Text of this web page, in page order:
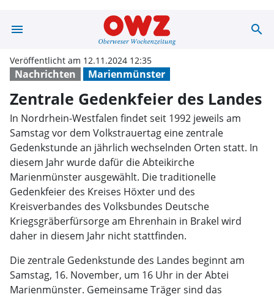
menu Zentrale search
Nachrichten Marienmünster
Veröffentlicht am 12.11.2024 12:35
Zentrale Gedenkfeier des Landes
In Nordrhein-Westfalen findet seit 1992 jeweils am
Samstag vor dem Volkstrauertag eine zentrale
Gedenkstunde an jährlich wechselnden Orten statt. In
diesem Jahr wurde dafür die Abteikirche
Marienmünster ausgewählt. Die traditionelle
Gedenkfeier des Kreises Höxter und des
Kreisverbandes des Volksbundes Deutsche
Kriegsgräberfürsorge am Ehrenhain in Brakel wird
daher in diesem Jahr nicht stattfinden.
Die zentrale Gedenkstunde des Landes beginnt am
Samstag, 16. November, um 16 Uhr in der Abtei
Marienmünster. Gemeinsame Träger sind das